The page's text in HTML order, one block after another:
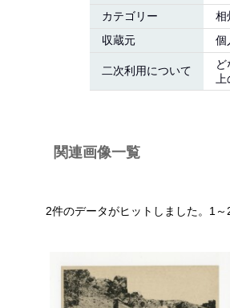
カテゴリー
相
収蔵元
個
二次利用について
関連画像一覧
2件のデータがヒットしました。1～